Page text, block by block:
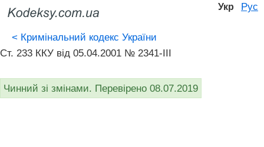
Укр Рус
< Кримінальний кодекс України
Ст. 233 ККУ від 05.04.2001 № 2341-III
Чинний зі змінами. Перевірено 08.07.2019